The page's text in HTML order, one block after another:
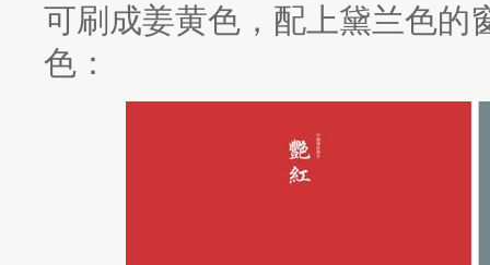
可刷成姜黄色，配上黛兰色的
色：